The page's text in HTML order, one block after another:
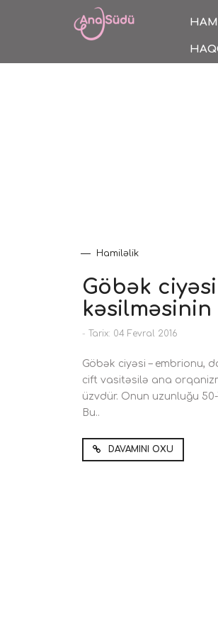
Hamiləlik
Göbək
kəsilməsinin
- Tarix: 04 Fevral 2016
Göbək ciyəsi – embrionu,
cift vasitəsilə ana
üzvdür. Onun uzunluğu
Bu..
DAVAMINI OXU